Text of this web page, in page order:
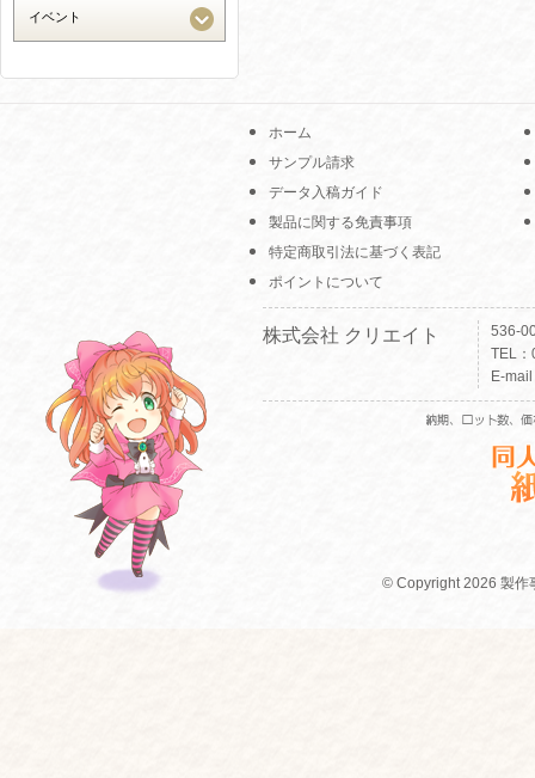
ホーム
サンプル請求
データ入稿ガイド
製品に関する免責事項
特定商取引法に基づく表記
ポイントについて
株式会社 クリエイト
536-
TEL
E-
© Copyright 2026 製作